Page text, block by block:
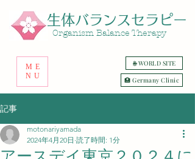
生体バランスセラピー
​Organism Balance Therapy
ME
NU
🌐 WORLD SITE
🏥 Germany Clinic
記事
motonariyamada
2024年4月20日 読了時間: 1分